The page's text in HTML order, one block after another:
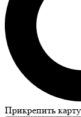
Прикрепить